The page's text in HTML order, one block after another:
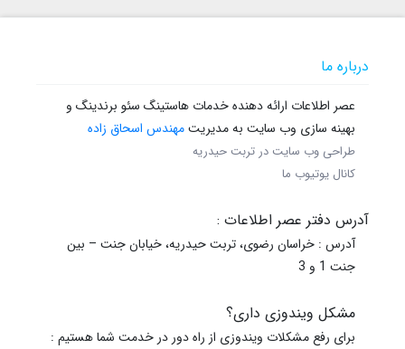
درباره ما
عصر اطلاعات ارائه دهنده خدمات هاستینگ سئو برندینگ و
بهینه سازی وب سایت به مدیریتمهندس اسحاق زاده
طراحی وب سایت در تربت حیدریه
کانال یوتیوب ما
آدرس دفتر عصر اطلاعات :
آدرس : خراسان رضوی، تربت حیدریه، خیابان جنت – بین
جنت 1 و 3
مشکل ویندوزی داری؟
برای رفع مشکلات ویندوزی از راه دور در خدمت شما هستیم :